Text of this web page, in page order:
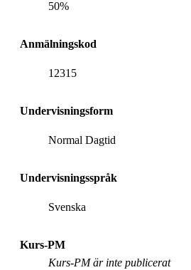
50%
Anmälningskod
12315
Undervisningsform
Normal Dagtid
Undervisningsspråk
Svenska
Kurs-PM
Kurs-PM är inte publicerat